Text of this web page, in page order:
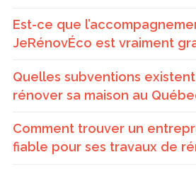
Est-ce que
JeRénovÉco est vraiment
Quelles subventions
rénover sa maison au
Comment trouver un
fiable pour ses travaux de